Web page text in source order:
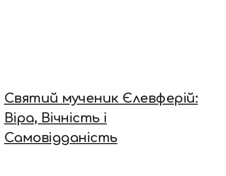
Святий мученик Єлевферій:
Віра, Вічність і
Самовідданість